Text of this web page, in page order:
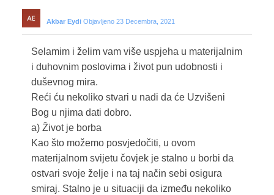
Akbar Eydi Objavljeno 23 Decembra, 2021
Selamim i želim vam više uspjeha u materijalnim
i duhovnim poslovima i život pun udobnosti i
duševnog mira.
Reći ću nekoliko stvari u nadi da će Uzvišeni
Bog u njima dati dobro.
a) Život je borba
Kao što možemo posvjedočiti, u ovom
materijalnom svijetu čovjek je stalno u borbi da
ostvari svoje želje i na taj način sebi osigura
smiraj. Stalno je u situaciji da između nekoliko